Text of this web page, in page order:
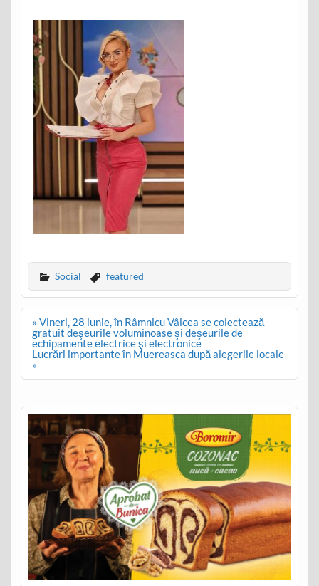
Social featured
Post
navigation
« Vineri, 28 iunie, în Râmnicu Vâlcea se colectează
gratuit deşeurile voluminoase şi deşeurile de
echipamente electrice şi electronice
Lucrări importante în Muereasca după alegerile locale
»